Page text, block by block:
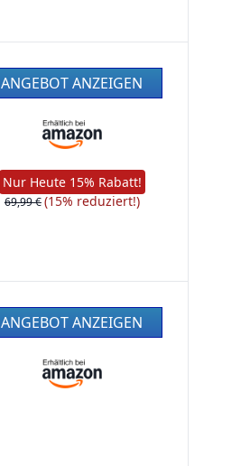
ANGEBOT ANZEIGEN
Nur Heute 15% Rabatt!
69,99 €(15% reduziert!)
ANGEBOT ANZEIGEN